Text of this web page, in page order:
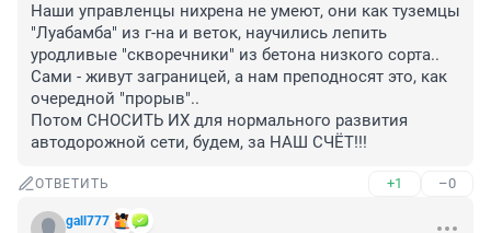
Наши управленцы нихрена не умеют, они как туземцы
"Луабамба" из г-на и веток, научились лепить
уродливые "скворечники" из бетона низкого сорта..
Сами - живут заграницей, а нам преподносят это, как
очередной "прорыв"..
Потом СНОСИТЬ ИХ для нормального развития
автодорожной сети, будем, за НАШ СЧЁТ!!!
ОТВЕТИТЬ +1 –0
gall777